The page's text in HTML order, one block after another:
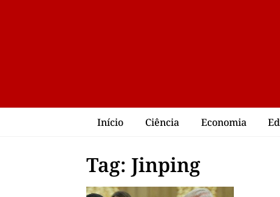
Início Ciência Economia
Tag: Jinping